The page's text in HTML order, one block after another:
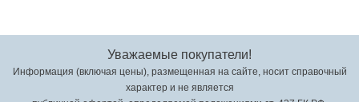
Уважаемые покупатели!
Информация (включая цены), размещенная на сайте, носит справочный
характер и не является